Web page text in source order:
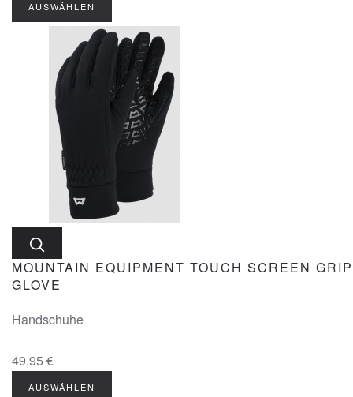
AUSWÄHLEN
MOUNTAIN EQUIPMENT TOUCH SCREEN GRIP
GLOVE
Handschuhe
49,95 €
AUSWÄHLEN